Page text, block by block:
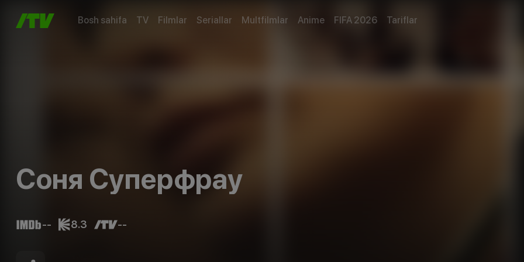
Bosh sahifa TV Filmlar Seriallar Multfilmlar Anime FIFA 2026 Tariflar
Соня Суперфрау
-- 8.3 --